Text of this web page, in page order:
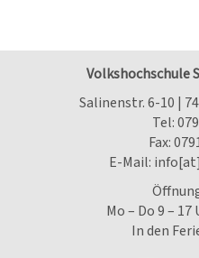
Volkshochschule
Salinenstr. 6-10 |
Tel:
Fax:
E-Mail:
Mo – Do 9 – 17
In den